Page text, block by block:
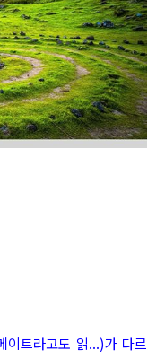
트라고도 읽...)가 다르